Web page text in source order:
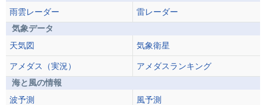
雨雲レーダー
雷レーダー
気象データ
天気図
気象衛星
アメダス（実況）
アメダスランキング
海と風の情報
波予測
風予測